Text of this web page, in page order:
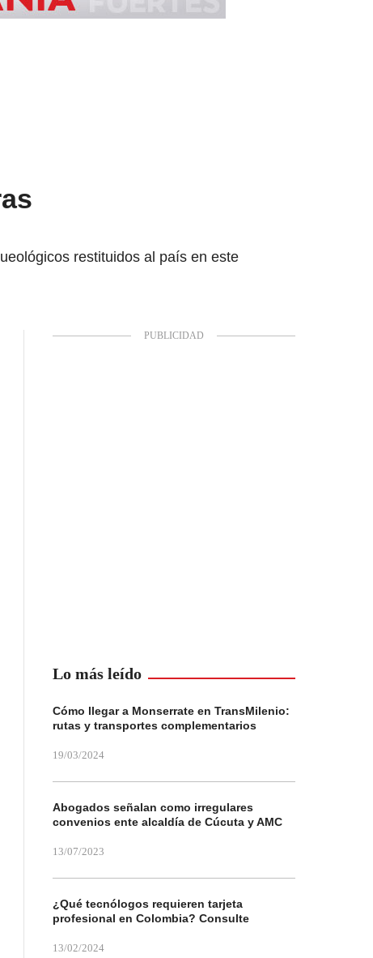
restituidos al país en este
Lo más leído
Cómo llegar a Monserrate en TransMilenio:
rutas y transportes complementarios
19/03/2024
Abogados señalan como irregulares
convenios ente alcaldía de Cúcuta y AMC
13/07/2023
¿Qué tecnólogos requieren tarjeta
profesional en Colombia? Consulte
13/02/2024